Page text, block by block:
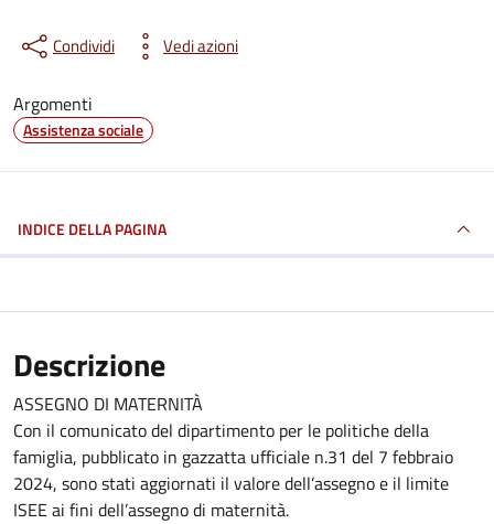
Condividi Vedi azioni
Argomenti
Assistenza sociale
INDICE DELLA PAGINA
Descrizione
ASSEGNO DI MATERNITÀ
Con il comunicato del dipartimento per le politiche della
famiglia, pubblicato in gazzatta ufficiale n.31 del 7 febbraio
2024, sono stati aggiornati il valore dell’assegno e il limite
ISEE ai fini dell’assegno di maternità.